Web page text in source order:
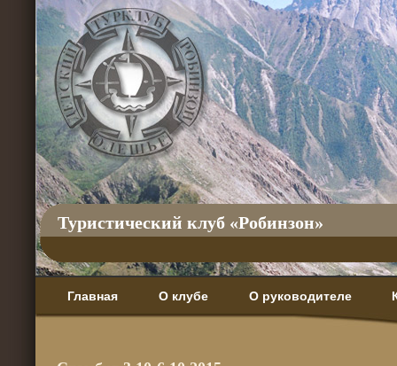
Туристический клуб «Робинзон»
Главная О клубе О руководителе